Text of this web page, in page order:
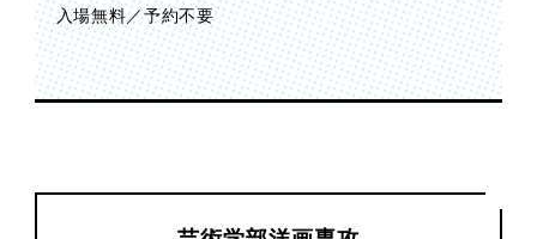
入場無料／予約不要